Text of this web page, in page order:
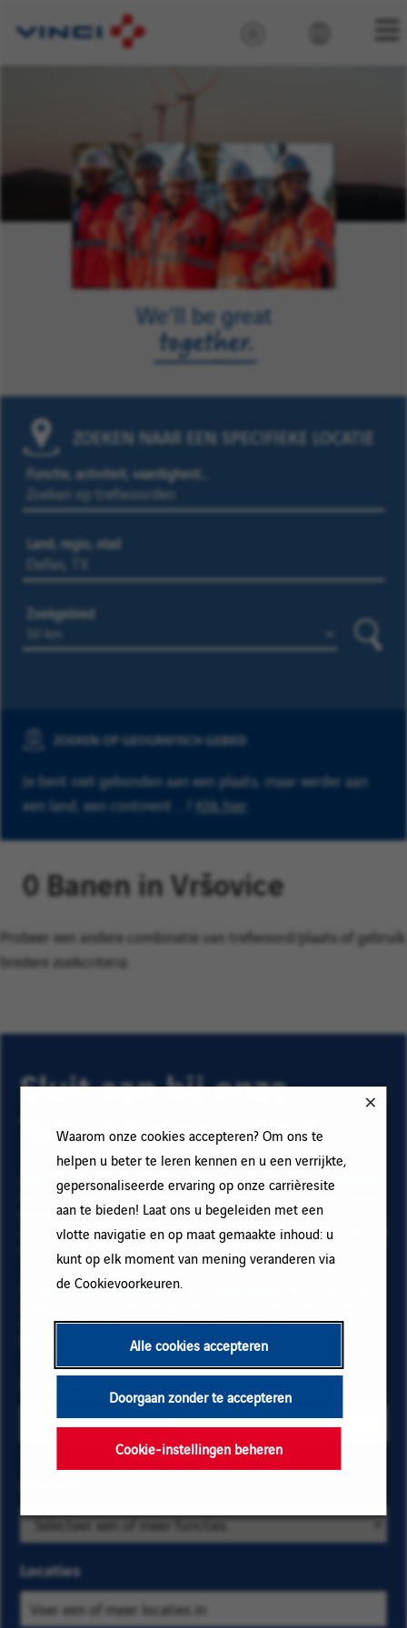
Waarom onze cookies accepteren? Om ons te
helpen u beter te leren kennen en u een verrijkte,
gepersonaliseerde ervaring op onze carrièresite
aan te bieden! Laat ons u begeleiden met een
vlotte navigatie en op maat gemaakte inhoud: u
kunt op elk moment van mening veranderen via
de Cookievoorkeuren.
Alle cookies accepteren
Doorgaan zonder te accepteren
Cookie-instellingen beheren
ZOEKEN NAAR EEN SPECIFIEKE LOCATIE
Functie, activiteit, vaardigheid…
Land, regio, stad
Zoekgebied
ZOEKEN OP GEOGRAFISCH GEBIED
Je bent niet gebonden aan een plaats, maar eerder aan
een land, een continent ...? Klik hier
0 Banen in Vršovice
Probeer een andere combinatie van trefwoord/plaats of gebruik
bredere zoekcriteria.
Sluit aan bij onze
Talent Community!
Abonneer op onze e-mail alerts om ons vacature aanbod
te ontvangen en informatie te krijgen over nieuwe banen
binnen Vinci. Vul uw e-mailadres en voorkeuren in. Klik
op "Toevoegen" en vervolgens op "Abonneren" en blijf op
de hoogte via onze e-mail alerts!
Onderstaande gegevens zijn noodzakelijk om te kunnen
over het beheer van uw gegevens en over uw rechten,
E-mailadres
bedrijfs- en
locatiecriteria
vacatures te
vinden die u
op
categorie
kies
Locaties